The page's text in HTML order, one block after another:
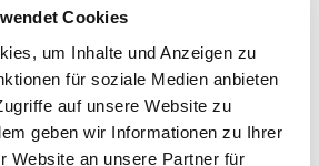
Cookies
um Inhalte und Anzeigen zu
für soziale Medien anbieten
auf unsere Website zu
geben wir Informationen zu Ihrer
Website an unsere Partner für